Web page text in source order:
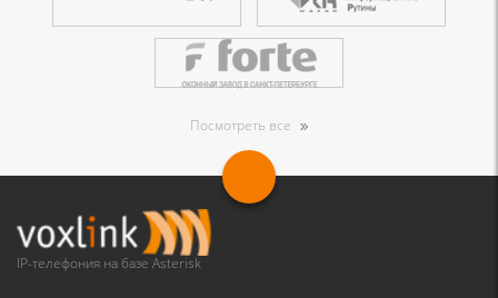
Посмотреть все
IP-телефония на базе Asterisk